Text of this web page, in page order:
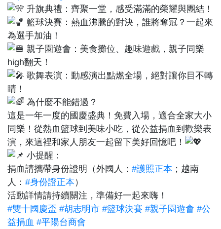
升旗典禮：齊聚一堂，感受滿滿的榮耀與團結！
籃球決賽：熱血沸騰的對決，誰將奪冠？一起來
為選手加油！
親子園遊會：美食攤位、趣味遊戲，親子同樂
high翻天！
歌舞表演：動感演出點燃全場，絕對讓你目不轉
睛！
為什麼不能錯過？
這是一年一度的國慶盛典！免費入場，適合全家大小
同樂！從熱血籃球到美味小吃，從公益捐血到歡樂表
演，來這裡和家人朋友一起留下美好回憶吧！
小提醒：
捐血請攜帶身份證明（外國人： #護照正本 ；越南
人： #身份證正本 ）
活動詳情請持續關注，準備好一起來嗨！
#雙十國慶盃 #胡志明市 #籃球決賽 #親子園遊會 #公
益捐血 #平陽台商會